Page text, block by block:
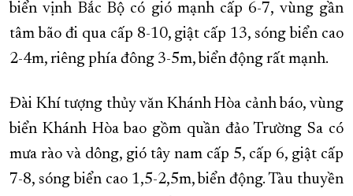
biển vịnh Bắc Bộ có gió mạnh cấp 6-7, vùng gần
tâm bão đi qua cấp 8-10, giật cấp 13, sóng biển cao
2-4m, riêng phía đông 3-5m, biển động rất mạnh.
Đài Khí tượng thủy văn Khánh Hòa cảnh báo, vùng
biển Khánh Hòa bao gồm quần đảo Trường Sa có
mưa rào và dông, gió tây nam cấp 5, cấp 6, giật cấp
7-8, sóng biển cao 1,5-2,5m, biển động. Tàu thuyền